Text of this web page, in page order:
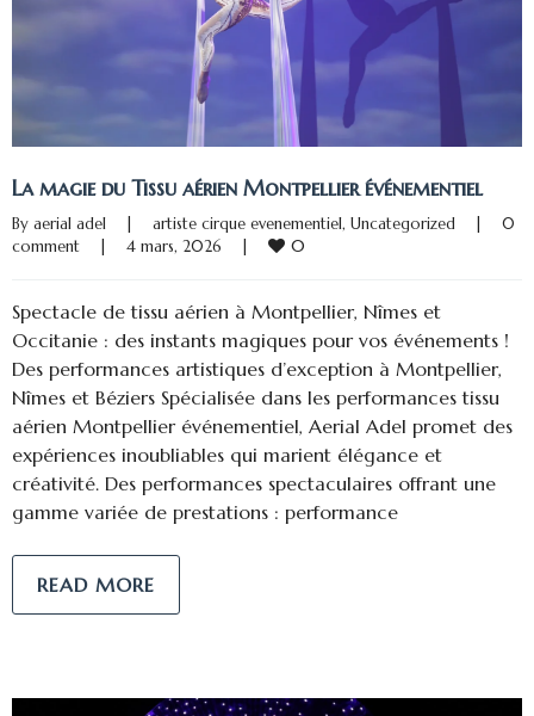
La magie du Tissu aérien Montpellier événementiel
By aerial adel artiste cirque evenementiel, Uncategorized
0
comment
4 mars, 2026 0
Spectacle de tissu aérien à Montpellier, Nîmes et
Occitanie : des instants magiques pour vos événements !
Des performances artistiques d’exception à Montpellier,
Nîmes et Béziers Spécialisée dans les performances tissu
aérien Montpellier événementiel, Aerial Adel promet des
expériences inoubliables qui marient élégance et
créativité. Des performances spectaculaires offrant une
gamme variée de prestations : performance
READ MORE